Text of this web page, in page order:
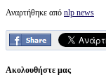
Αναρτήθηκε από nlp news
Ακολουθήστε μας